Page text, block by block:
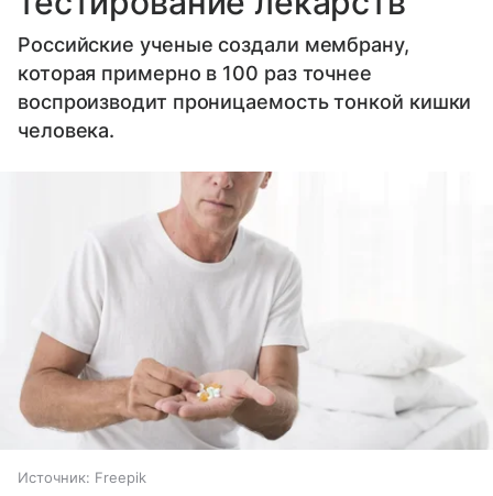
Российские ученые создали мембрану,
которая примерно в 100 раз точнее
воспроизводит проницаемость тонкой кишки
человека.
Источник: Freepik